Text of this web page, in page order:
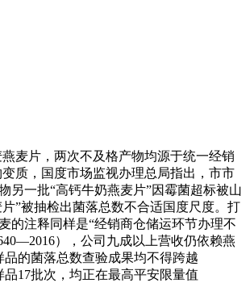
麦片，两次不及格产物均源于统一经销
质，国度市场监视办理总局指出，市市
另一批“高钙牛奶燕麦片”因霉菌超标被山
”被抽检出菌落总数不合适国度尺度。打
的注释同样是“经销商仓储运环节办理不
），公司九成以上营收仍依赖燕
的菌落总数查验成果均不得跨越
17批次，均正在最高平安限量值